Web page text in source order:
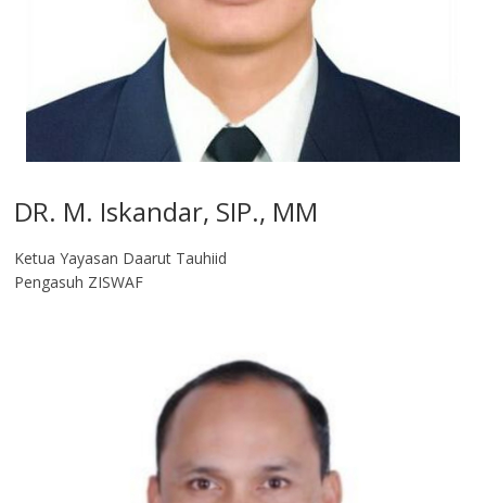
DR. M. Iskandar, SIP., MM
Ketua Yayasan Daarut Tauhiid
Pengasuh ZISWAF